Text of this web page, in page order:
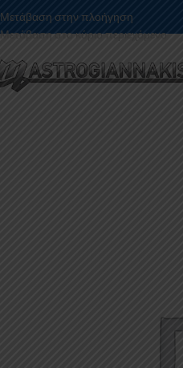
Μετάβαση στην πλοήγηση
Μετάβαση στο κύριο περιεχόμενο